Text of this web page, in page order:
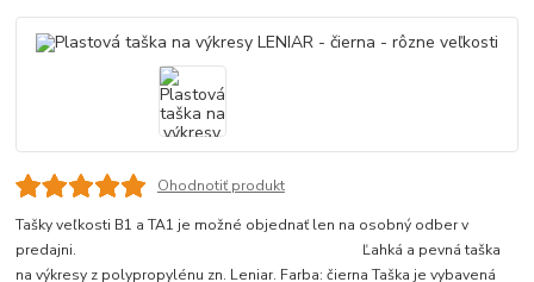
Ohodnotiť produkt
Tašky veľkosti B1 a TA1 je možné objednať len na osobný odber v
predajni. Ľahká a pevná taška
na výkresy z polypropylénu zn. Leniar. Farba: čierna Taška je vybavená